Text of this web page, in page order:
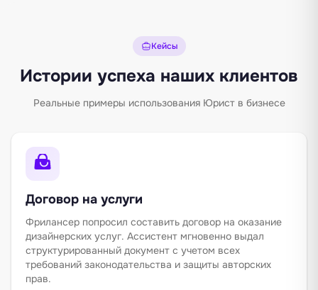
Кейсы
Истории успеха наших клиентов
Реальные примеры использования Юрист в бизнесе
Договор на услуги
Фрилансер попросил составить договор на оказание
дизайнерских услуг. Ассистент мгновенно выдал
структурированный документ с учетом всех
требований законодательства и защиты авторских
прав.